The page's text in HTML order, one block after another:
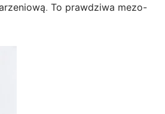
. To prawdziwa mezo-